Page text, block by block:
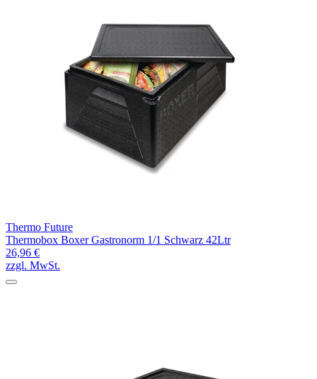
Thermo Future
Thermobox Boxer Gastronorm 1/1 Schwarz 42Ltr
26,96 €
zzgl. MwSt.